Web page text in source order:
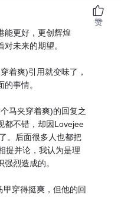
能更好，更创辉煌
未来的期望。
着爽)引用就变味了，
事情。
马夹穿着爽)的回复之
都不错，却因Lovejee
。后面很多人也都把
提并论，我认为是理
烈造成的。
穿得挺爽，但他的回
赞